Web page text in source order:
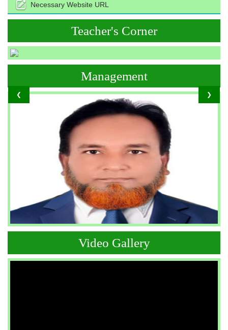
Necessary Website URL
Teacher's Corner
❮ ❯
Management
Video Gallery